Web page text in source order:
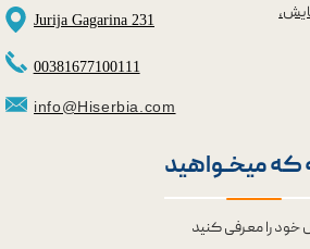
را معرفی کنید
که میخــواهید
Jurija Gagarina 231
info@Hiserbia.com
00381677100111